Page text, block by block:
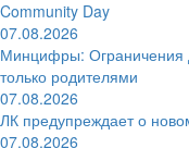
Community Day
07.08.2026
Минцифры: Ограничения
только родителями
07.08.2026
ЛК предупреждает о
07.08.2026